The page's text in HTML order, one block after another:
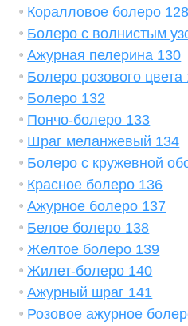
Коралловое болеро
Болеро с волнистым
Ажурная пелерина 130
Болеро розового цвета
Болеро 132
Пончо-болеро 133
Шраг меланжевый 134
Болеро с кружевной
Красное болеро 136
Ажурное болеро 137
Белое болеро 138
Желтое болеро 139
Жилет-болеро 140
Ажурный шраг 141
Розовое ажурное